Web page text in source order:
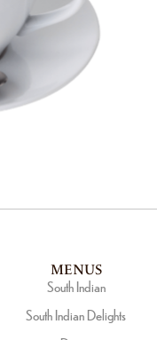
MENUS
South Indian
South Indian Delights